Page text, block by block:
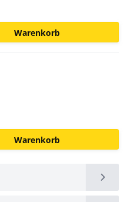
Warenkorb
Warenkorb